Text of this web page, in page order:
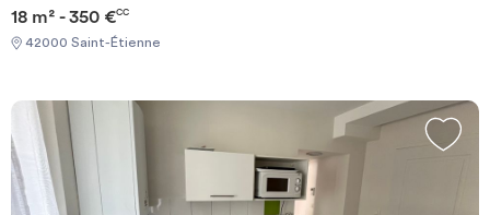
18 m² - 350 €CC
42000 Saint-Étienne